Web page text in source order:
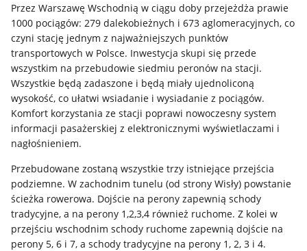
Przez Warszawę Wschodnią w ciągu doby przejeżdża prawie
1000 pociągów: 279 dalekobieżnych i 673 aglomeracyjnych, co
czyni stację jednym z najważniejszych punktów
transportowych w Polsce. Inwestycja skupi się przede
wszystkim na przebudowie siedmiu peronów na stacji.
Wszystkie będą zadaszone i będą miały ujednoliconą
wysokość, co ułatwi wsiadanie i wysiadanie z pociągów.
Komfort korzystania ze stacji poprawi nowoczesny system
informacji pasażerskiej z elektronicznymi wyświetlaczami i
nagłośnieniem.
Przebudowane zostaną wszystkie trzy istniejące przejścia
podziemne. W zachodnim tunelu (od strony Wisły) powstanie
ścieżka rowerowa. Dojście na perony zapewnią schody
tradycyjne, a na perony 1,2,3,4 również ruchome. Z kolei w
przejściu wschodnim schody ruchome zapewnią dojście na
perony 5, 6 i 7, a schody tradycyjne na perony 1, 2, 3 i 4.